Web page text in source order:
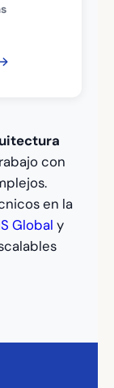
con
en la
Global y